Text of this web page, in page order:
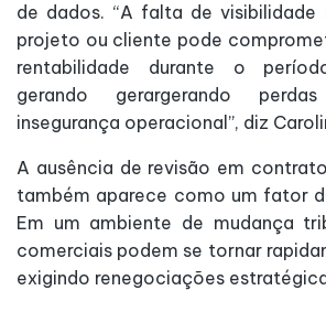
de dados. “A falta de
projeto ou cliente pode
rentabilidade durante o
gerando gerargerando
insegurança operacional”, diz
A ausência de revisão em
também aparece como um fator
Em um ambiente de mudança
comerciais podem se tornar
exigindo renegociações